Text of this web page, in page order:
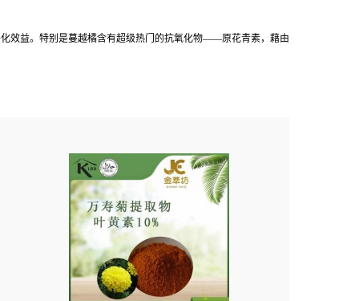
化效益。特别是蔓越橘含有超级热门的抗氧化物——原花青素，藉由